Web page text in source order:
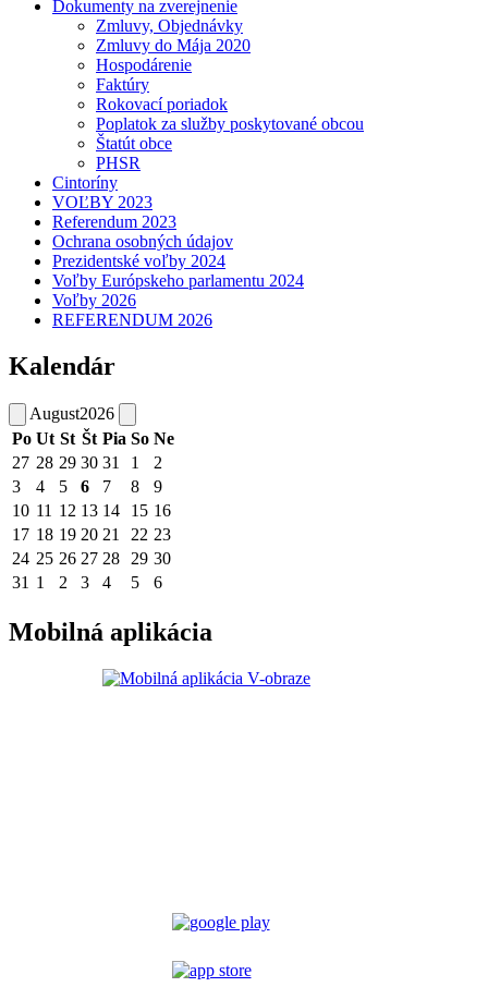
Dokumenty na zverejnenie
Zmluvy, Objednávky
Zmluvy do Mája 2020
Hospodárenie
Faktúry
Rokovací poriadok
Poplatok za služby poskytované obcou
Štatút obce
PHSR
Cintoríny
VOĽBY 2023
Referendum 2023
Ochrana osobných údajov
Prezidentské voľby 2024
Voľby Európskeho parlamentu 2024
Voľby 2026
REFERENDUM 2026
Kalendár
August2026
Po Ut St Št Pia So Ne
27 28 29 30 31 1
2
3
4 5 6 7 8
9
10 11 12 13 14 15 16
17 18 19 20 21 22 23
24 25 26 27 28 29 30
31 1 2 3 4 5 6
Mobilná aplikácia